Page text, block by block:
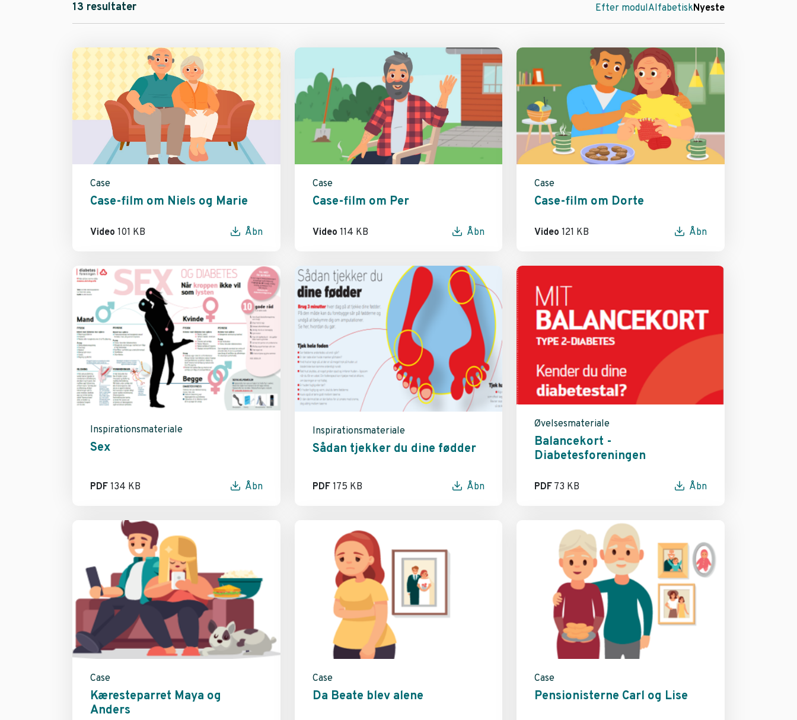
13 resultater Efter modulAlfabetiskNyeste
Case
Case-film om Niels og Marie
Video 101 KB Åbn
Case
Case-film om Per
Video 114 KB Åbn
Case
Case-film om Dorte
Video 121 KB Åbn
Inspirationsmateriale
Sex
PDF 134 KB Åbn
Inspirationsmateriale
Sådan tjekker du dine fødder
PDF 175 KB Åbn
Øvelsesmateriale
Balancekort -
Diabetesforeningen
PDF 73 KB Åbn
Case
Kæresteparret Maya og
Anders
Case
Da Beate blev alene
Case
Pensionisterne Carl og Lise